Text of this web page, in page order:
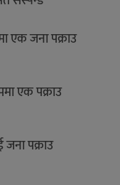
एक जना पक्राउ
एक पक्राउ
जना पक्राउ